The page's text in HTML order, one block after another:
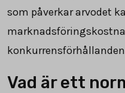
som påverkar arvodet
Vad är ett